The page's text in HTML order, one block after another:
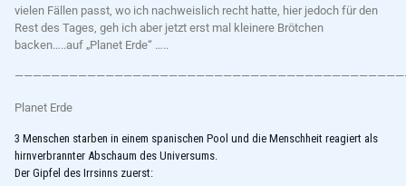
vielen Fällen passt, wo ich nachweislich recht hatte, hier jedoch für den
Rest des Tages, geh ich aber jetzt erst mal kleinere Brötchen
backen…..auf „Planet Erde“ …..
Planet Erde
3 Menschen starben in einem spanischen Pool und die Menschheit reagiert als
hirnverbrannter Abschaum des Universums.
Der Gipfel des Irrsinns zuerst: